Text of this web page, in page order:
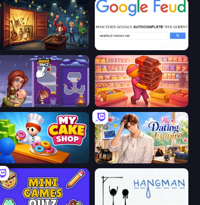
Container Auction
Home Pin 2 Candy Packing Store
My Cake Shop My Dating Empire